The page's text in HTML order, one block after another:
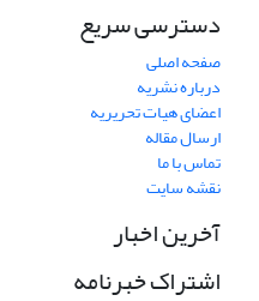
دسترسی سریع
صفحه اصلی
درباره نشریه
اعضای هیات تحریریه
ارسال مقاله
تماس با ما
نقشه سایت
آخرین اخبار
اشتراک خبرنامه